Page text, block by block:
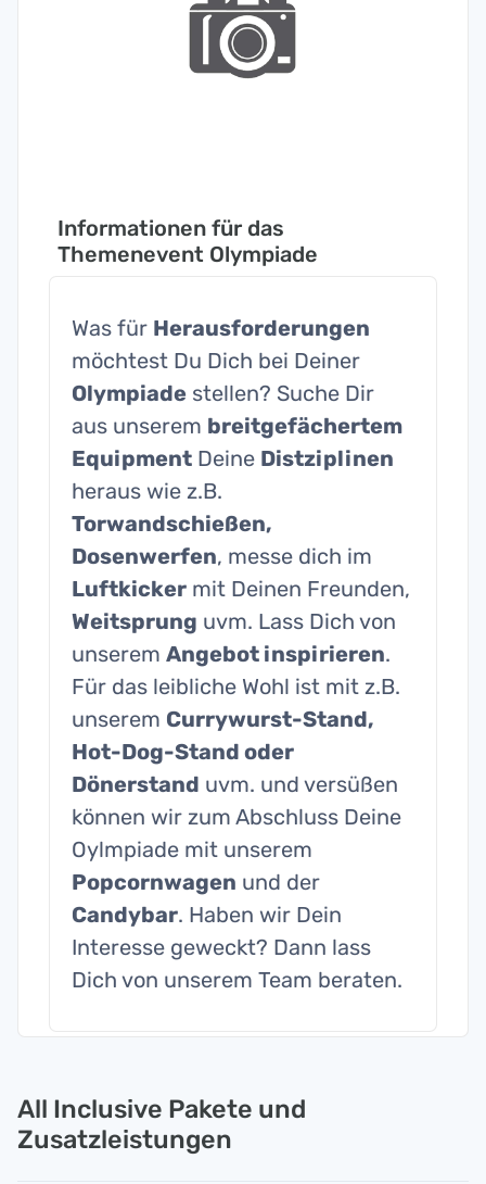
Informationen für das
Themenevent Olympiade
Was für Herausforderungen
möchtest Du Dich bei Deiner
Olympiade stellen? Suche Dir
aus unserem breitgefächertem
Equipment Deine Distziplinen
heraus wie z.B.
Torwandschießen,
Dosenwerfen, messe dich im
Luftkicker mit Deinen Freunden,
Weitsprung uvm. Lass Dich von
unserem Angebot inspirieren.
Für das leibliche Wohl ist mit z.B.
unserem Currywurst-Stand,
Hot-Dog-Stand oder
Dönerstand uvm. und versüßen
können wir zum Abschluss Deine
Oylmpiade mit unserem
Popcornwagen und der
Candybar. Haben wir Dein
Interesse geweckt? Dann lass
Dich von unserem Team beraten.
All Inclusive Pakete und
Zusatzleistungen